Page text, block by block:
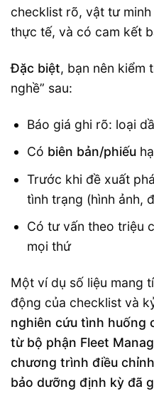
checklist rõ, vật tư
thực tế, và có cam kết
Đặc biệt, bạn nên kiểm
nghề” sau:
Báo giá ghi rõ: loại
Có biên bản/phiếu
Trước khi đề xuất
tình trạng (hình ảnh,
Có tư vấn theo triệu
mọi thứ
Một ví dụ số liệu mang
động của checklist và
nghiên cứu tình huống
từ bộ phận Fleet
chương trình điều
bảo dưỡng định kỳ đã